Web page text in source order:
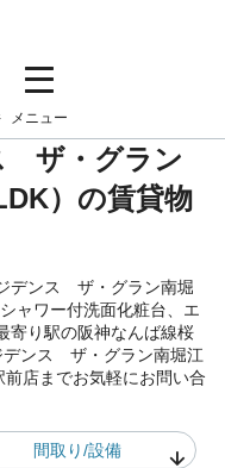
メニュー
ザ・グラン
）の賃貸物
デンス ザ・グラン南堀
ャワー付洗面化粧台、エ
寄り駅の阪神なんば線桜
デンス ザ・グラン南堀江
店までお気軽にお問い合
間取り/設備